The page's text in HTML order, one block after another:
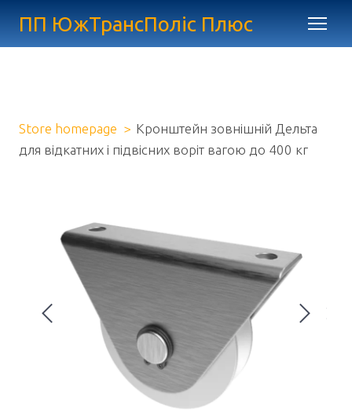
ПП ЮжТрансПоліс Плюс
Store homepage
Кронштейн зовнішній Дельта
для відкатних і підвісних воріт вагою до 400 кг